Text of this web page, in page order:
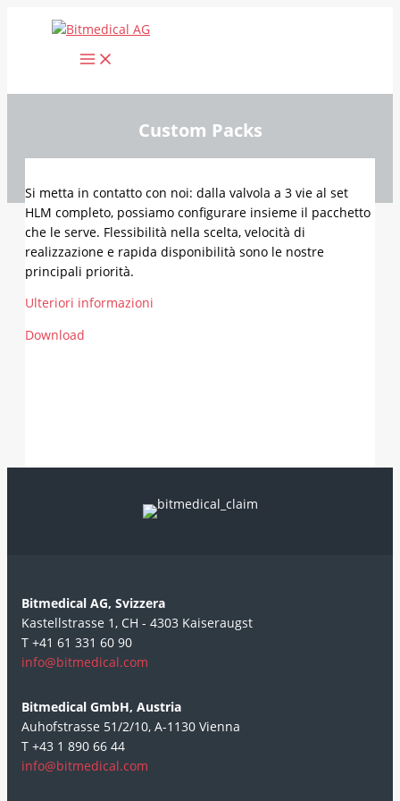
Custom Packs
Si metta in contatto con noi: dalla valvola a 3 vie al set
HLM completo, possiamo configurare insieme il pacchetto
che le serve. Flessibilità nella scelta, velocità di
realizzazione e rapida disponibilità sono le nostre
principali priorità.
Ulteriori informazioni
Download
Bitmedical AG, Svizzera
Kastellstrasse 1, CH - 4303 Kaiseraugst
T +41 61 331 60 90
info@bitmedical.com
Bitmedical GmbH, Austria
Auhofstrasse 51/2/10, A-1130 Vienna
T +43 1 890 66 44
info@bitmedical.com